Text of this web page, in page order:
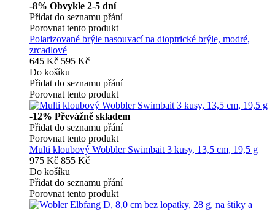
-8% Obvykle 2-5 dní
Přidat do seznamu přání
Porovnat tento produkt
Polarizované brýle nasouvací na dioptrické brýle, modré,
zrcadlové
645 Kč 595 Kč
Do košíku
Přidat do seznamu přání
Porovnat tento produkt
-12% Převážně skladem
Přidat do seznamu přání
Porovnat tento produkt
Multi kloubový Wobbler Swimbait 3 kusy, 13,5 cm, 19,5 g
975 Kč 855 Kč
Do košíku
Přidat do seznamu přání
Porovnat tento produkt